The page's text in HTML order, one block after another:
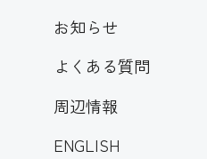
お知らせ
よくある質問
周辺情報
ENGLISH